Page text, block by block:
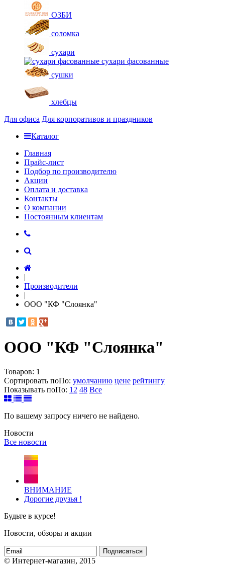
ОЗБИ
соломка
сухари
сухари фасованные
сушки
хлебцы
Для офиса Для корпоративов и праздников
Каталог
Главная
Прайс-лист
Подбор по производителю
Акции
Оплата и доставка
Контакты
О компании
Постоянным клиентам
|
Производители
|
ООО "КФ "Слоянка"
ООО "КФ "Слоянка"
Товаров: 1
Сортировать поПо: умолчанию цене рейтингу
Показывать поПо: 12 48 Все
По вашему запросу ничего не найдено.
Новости
Все новости
ВНИМАНИЕ
Дорогие друзья !
Будьте в курсе!
Новости, обзоры и акции
Подписаться
© Интернет-магазин, 2015